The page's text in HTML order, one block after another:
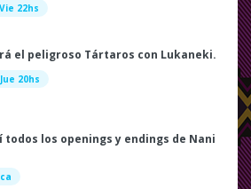
22hs
el peligroso Tártaros con Lukaneki.
20hs
todos los openings y endings de Nani